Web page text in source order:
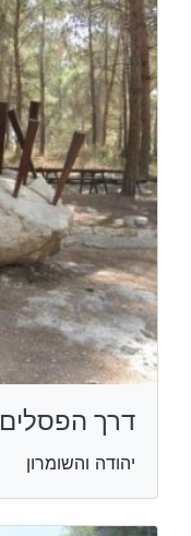
דרך הפסלים
יהודה והשומרון